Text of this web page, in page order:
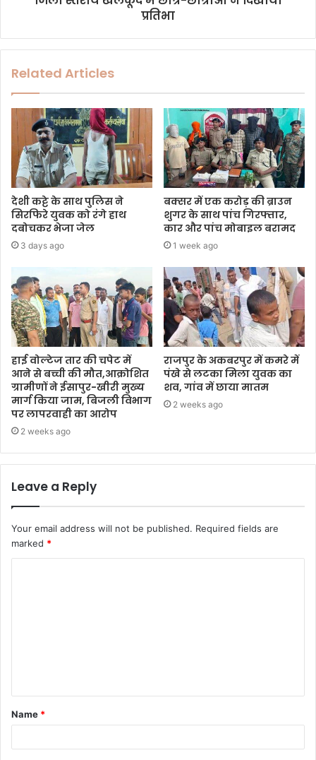
प्रतिभा
Related Articles
देशी कट्टे के साथ पुलिस ने
सिरफिरे युवक को रंगे हाथ
दबोचकर भेजा जेल
3 days ago
बक्सर में एक करोड़ की ब्राउन
शुगर के साथ पांच गिरफ्तार,
कार और पांच मोबाइल बरामद
1 week ago
हाई वोल्टेज तार की चपेट में
आने से बच्ची की मौत,आक्रोशित
ग्रामीणों ने ईसापुर-खीरी मुख्य
मार्ग किया जाम, बिजली विभाग
पर लापरवाही का आरोप
2 weeks ago
राजपुर के अकबरपुर में कमरे में
पंखे से लटका मिला युवक का
शव, गांव में छाया मातम
2 weeks ago
Leave a Reply
Your email address will not be published. Required fields are
marked *
Name *